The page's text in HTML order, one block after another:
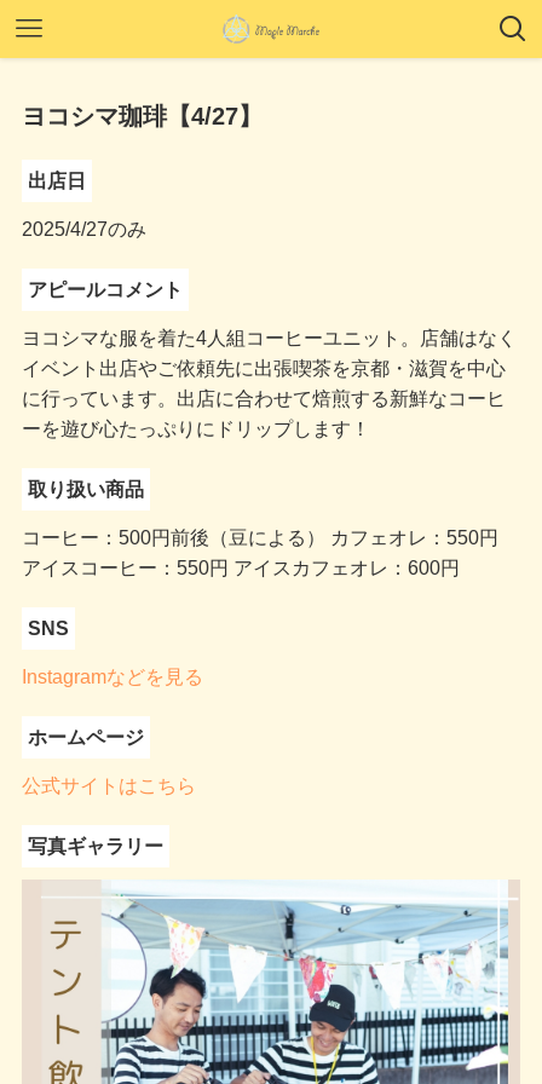
ヨコシマ珈琲【4/27】
出店日
2025/4/27のみ
アピールコメント
ヨコシマな服を着た4人組コーヒーユニット。店舗はなく
イベント出店やご依頼先に出張喫茶を京都・滋賀を中心
に行っています。出店に合わせて焙煎する新鮮なコーヒ
ーを遊び心たっぷりにドリップします！
取り扱い商品
コーヒー：500円前後（豆による） カフェオレ：550円
アイスコーヒー：550円 アイスカフェオレ：600円
SNS
Instagramなどを見る
ホームページ
公式サイトはこちら
写真ギャラリー